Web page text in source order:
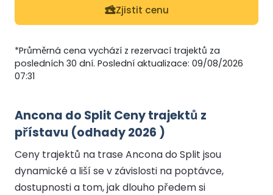
Zjistit cenu
*Průměrná cena vychází z rezervací trajektů za
posledních 30 dní. Poslední aktualizace: 09/08/2026
07:31
Ancona do Split Ceny trajektů z
přístavu (odhady 2026 )
Ceny trajektů na trase Ancona do Split jsou
dynamické a liší se v závislosti na poptávce,
dostupnosti a tom, jak dlouho předem si